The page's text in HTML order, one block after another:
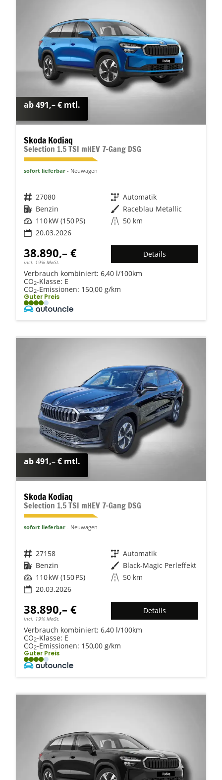
ab 491,– € mtl.
Skoda Kodiaq
Selection 1.5 TSI mHEV 7-Gang DSG
sofort lieferbar Neuwagen
Fahrzeugnr. 27080 Getriebe Automatik
Kraftstoff Benzin Außenfarbe Raceblau Metallic
Leistung 110 kW (150 PS) Kilometerstand 50 km
20.03.2026
38.890,– €
incl. 19% MwSt.
Details
Verbrauch kombiniert: 6,40 l/100km
CO2-Klasse: E
CO2-Emissionen: 150,00 g/km
Guter Preis
ab 491,– € mtl.
Skoda Kodiaq
Selection 1.5 TSI mHEV 7-Gang DSG
sofort lieferbar Neuwagen
Fahrzeugnr. 27158 Getriebe Automatik
Kraftstoff Benzin Außenfarbe Black-Magic Perleffekt
Leistung 110 kW (150 PS) Kilometerstand 50 km
20.03.2026
38.890,– €
incl. 19% MwSt.
Details
Verbrauch kombiniert: 6,40 l/100km
CO2-Klasse: E
CO2-Emissionen: 150,00 g/km
Guter Preis